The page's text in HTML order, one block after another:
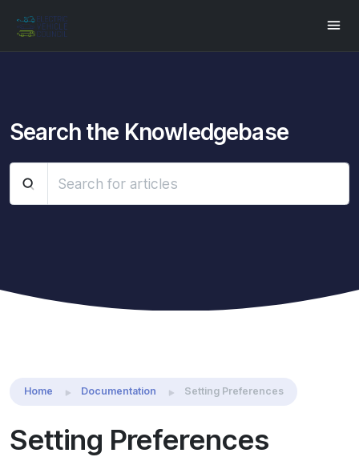
Search the Knowledgebase
Home Documentation Setting Preferences
Setting Preferences